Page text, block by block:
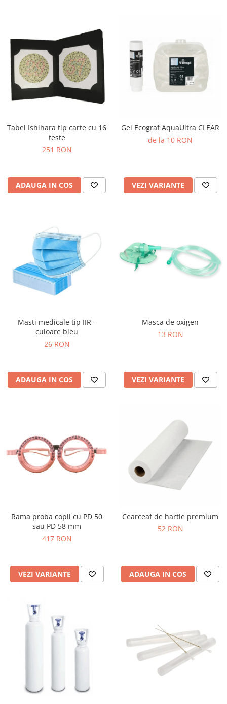
Tabel Ishihara tip carte cu 16
teste
251 RON
ADAUGA IN COS
Gel Ecograf AquaUltra CLEAR
de la 10 RON
VEZI VARIANTE
Masti medicale tip IIR -
culoare bleu
26 RON
ADAUGA IN COS
Masca de oxigen
13 RON
VEZI VARIANTE
Rama proba copii cu PD 50
sau PD 58 mm
417 RON
VEZI VARIANTE
Cearceaf de hartie premium
52 RON
ADAUGA IN COS